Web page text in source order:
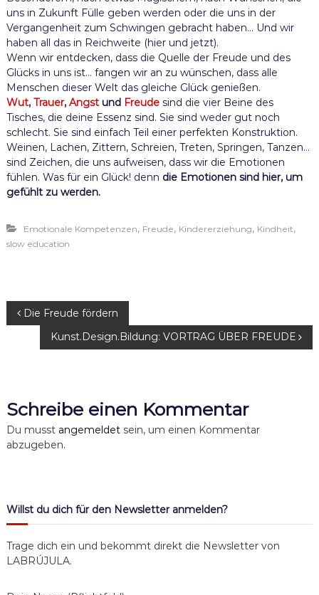
uns in Zukunft Fülle geben werden oder die uns in der
Vergangenheit zum Schwingen gebracht haben… Und wir
haben all das in Reichweite (hier und jetzt).
Wenn wir entdecken, dass die Quelle der Freude und des
Glücks in uns ist… fangen wir an zu wünschen, dass alle
Menschen dieser Welt das gleiche Glück genießen.
Wut, Trauer, Angstund Freudesind die vier Beine des
Tisches, die deine Essenz sind. Sie sind weder gut noch
schlecht. Sie sind einfach Teil einer perfekten Konstruktion.
Weinen, Lachen, Zittern, Schreien, Treten, Springen, Tanzen…
sind Zeichen, die uns aufweisen, dass wir die Emotionen
fühlen. Was für ein Glück! denn die Emotionen sind hier, um
gefühlt zu werden.
Emotionale Kompetenzen, Freude, Kindererziehung, Kindheit,
slow education
B
t
r
g
s
n
Die Freude fördern
Kunst.Design.Bildung: VORTRAG ÜBER FREUDE
Schreibe einen Kommentar
Du musst angemeldetsein, um einen Kommentar
abzugeben.
Willst du dich für den Newsletter anmelden?
Trage dich ein und bekommt direkt die Newsletter von
LABRÚJULA.